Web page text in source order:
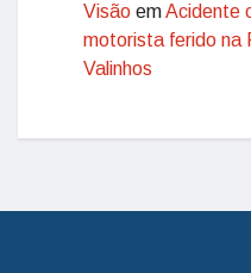
Visão emAcidente
motorista ferido na
Valinhos